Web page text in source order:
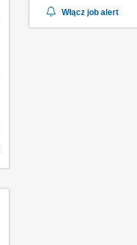
Włącz job alert